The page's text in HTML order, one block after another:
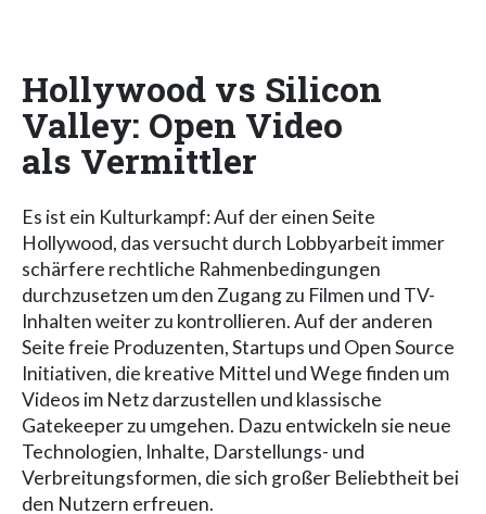
Hollywood vs Silicon
Valley: Open Video
als Vermittler
Es ist ein Kulturkampf: Auf der einen Seite
Hollywood, das versucht durch Lobbyarbeit immer
schärfere rechtliche Rahmenbedingungen
durchzusetzen um den Zugang zu Filmen und TV-
Inhalten weiter zu kontrollieren. Auf der anderen
Seite freie Produzenten, Startups und Open Source
Initiativen, die kreative Mittel und Wege finden um
Videos im Netz darzustellen und klassische
Gatekeeper zu umgehen. Dazu entwickeln sie neue
Technologien, Inhalte, Darstellungs- und
Verbreitungsformen, die sich großer Beliebtheit bei
den Nutzern erfreuen.